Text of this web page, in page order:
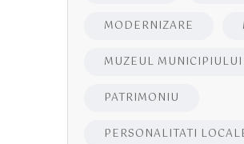
MODERNIZARE
MUZEUL MUNICIPIULUI
PATRIMONIU
PERSONALITATI